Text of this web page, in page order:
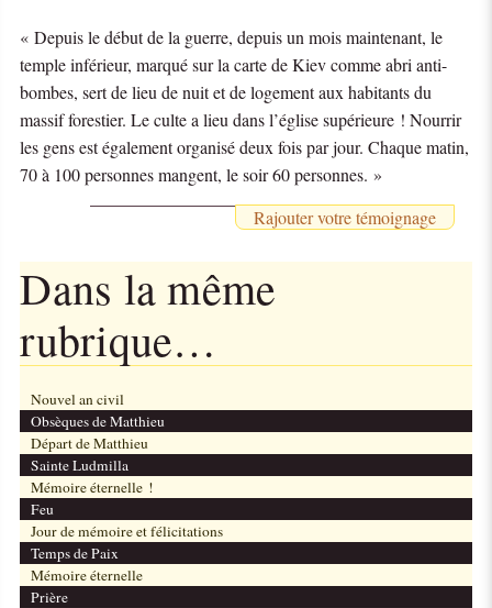
« Depuis le début de la guerre, depuis un mois maintenant, le
temple inférieur, marqué sur la carte de Kiev comme abri anti-
bombes, sert de lieu de nuit et de logement aux habitants du
massif forestier. Le culte a lieu dans l’église supérieure ! Nourrir
les gens est également organisé deux fois par jour. Chaque matin,
70 à 100 personnes mangent, le soir 60 personnes. »
Rajouter votre témoignage
Dans la même
rubrique…
Nouvel an civil
Obsèques de Matthieu
Départ de Matthieu
Sainte Ludmilla
Mémoire éternelle !
Feu
Jour de mémoire et félicitations
Temps de Paix
Mémoire éternelle
Prière